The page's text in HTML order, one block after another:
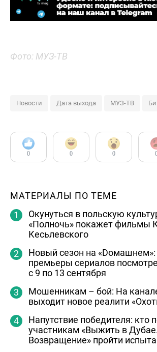
Фото: МУЗ-ТВ
Новости Дата выхода МУЗ-ТВ
0 0 0
МАТЕРИАЛЫ ПО ТЕМЕ
Окунуться в польскую
«Полночь» покажет фильмы
Кесьлевского
Новый сезон на «Dомашнем»:
премьеры сериалов
с 9 по 13 сентября
Мошенникам – бой: На
выходит новое реалити
Напутствие победителя: кто
участникам «Выжить в
Возвращение» пройти